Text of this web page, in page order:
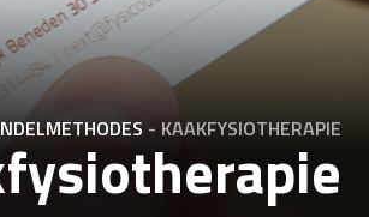
- KAAKFYSIOTHERAPIE